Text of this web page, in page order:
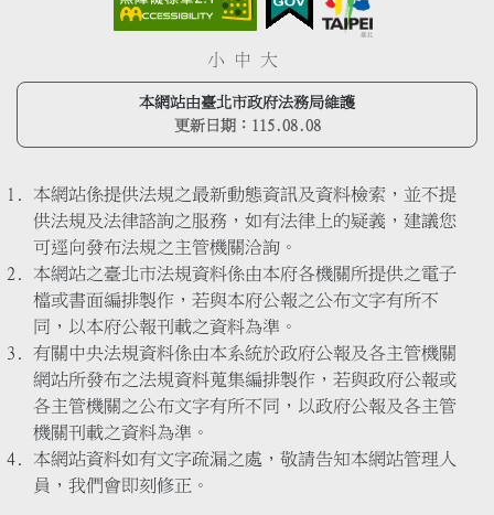
小 中 大
本網站由臺北市政府法務局維護
更新日期： 115.08.08
本網站係提供法規之最新動態資訊及資料檢索，並不提
供法規及法律諮詢之服務，如有法律上的疑義，建議您
可逕向發布法規之主管機關洽詢。
本網站之臺北市法規資料係由本府各機關所提供之電子
檔或書面編排製作，若與本府公報之公布文字有所不
同，以本府公報刊載之資料為準。
有關中央法規資料係由本系統於政府公報及各主管機關
網站所發布之法規資料蒐集編排製作，若與政府公報或
各主管機關之公布文字有所不同，以政府公報及各主管
機關刊載之資料為準。
本網站資料如有文字疏漏之處，敬請告知本網站管理人
員，我們會即刻修正。